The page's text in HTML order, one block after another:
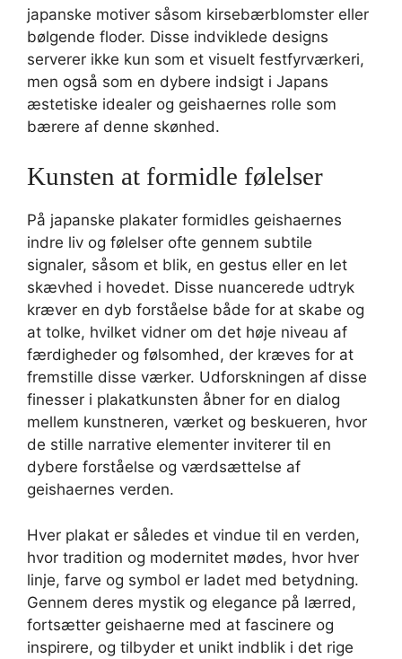
japanske motiver såsom kirsebærblomster eller
bølgende floder. Disse indviklede designs
serverer ikke kun som et visuelt festfyrværkeri,
men også som en dybere indsigt i Japans
æstetiske idealer og geishaernes rolle som
bærere af denne skønhed.
Kunsten at formidle følelser
På japanske plakater formidles geishaernes
indre liv og følelser ofte gennem subtile
signaler, såsom et blik, en gestus eller en let
skævhed i hovedet. Disse nuancerede udtryk
kræver en dyb forståelse både for at skabe og
at tolke, hvilket vidner om det høje niveau af
færdigheder og følsomhed, der kræves for at
fremstille disse værker. Udforskningen af disse
finesser i plakatkunsten åbner for en dialog
mellem kunstneren, værket og beskueren, hvor
de stille narrative elementer inviterer til en
dybere forståelse og værdsættelse af
geishaernes verden.
Hver plakat er således et vindue til en verden,
hvor tradition og modernitet mødes, hvor hver
linje, farve og symbol er ladet med betydning.
Gennem deres mystik og elegance på lærred,
fortsætter geishaerne med at fascinere og
inspirere, og tilbyder et unikt indblik i det rige